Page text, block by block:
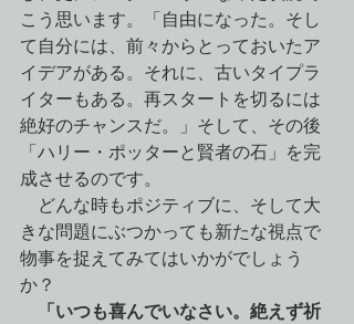
こう思います。「自由になった。そし
て自分には、前々からとっておいたア
イデアがある。それに、古いタイプラ
イターもある。再スタートを切るには
絶好のチャンスだ。」そして、その後
「ハリー・ポッターと賢者の石」を完
成させるのです。
どんな時もポジティブに、そして大
きな問題にぶつかっても新たな視点で
物事を捉えてみてはいかがでしょう
か？
「いつも喜んでいなさい。絶えず祈